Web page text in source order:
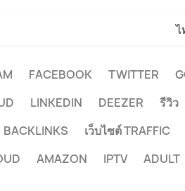
ไ
FACEBOOK TWITTER
LINKEDIN DEEZER รีวิว
BACKLINKS เว็บไซต์ TRAFFIC
AMAZON IPTV ADULT